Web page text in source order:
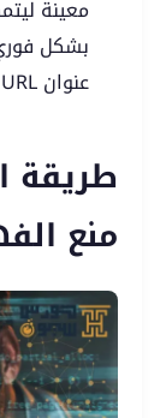
معينة
بشكل
عنوان URL الموجودة في Search Console.
طريقة
منع